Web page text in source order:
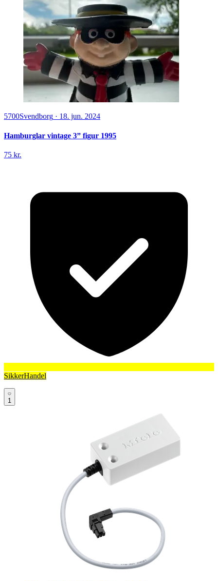
5700Svendborg · 18. jun. 2024
Hamburglar vintage 3” figur 1995
75 kr.
SikkerHandel
1